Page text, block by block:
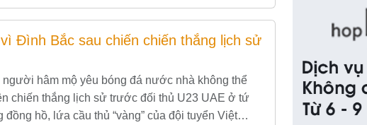
Đình Bắc sau chiến chiến thắng lịch sử
hâm mộ yêu bóng đá nước nhà không thể
chiến thắng lịch sử trước đối thủ U23 UAE ở tứ
hồ, lứa cầu thủ “vàng” của đội tuyển Việt